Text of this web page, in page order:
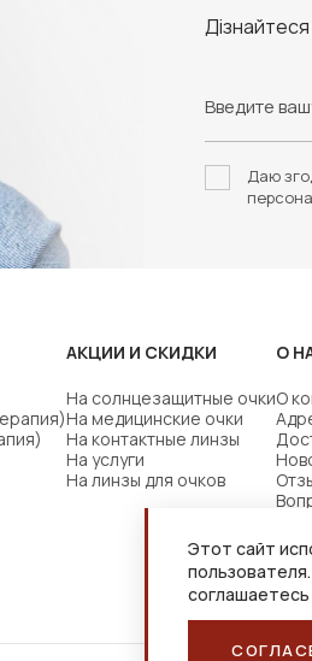
Даю
Этот сайт
соглашаетесь
АКЦИИ И СКИДКИ
На солнцезащитные очки
На медицинские очки
На контактные линзы
На услуги
На линзы для очков
О
О